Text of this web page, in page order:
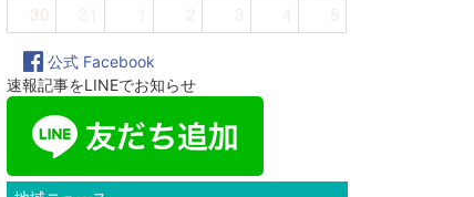
30
5
公式 Facebook
速報記事をLINEでお知らせ